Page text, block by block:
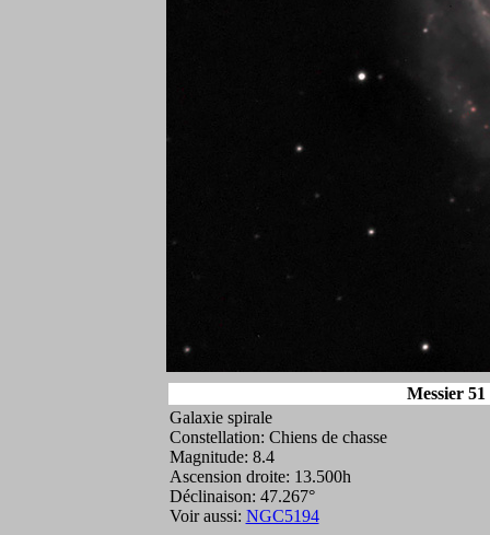
Messier
Galaxie spirale
Constellation: Chiens de chasse
Magnitude: 8.4
Ascension droite: 13.500h
Déclinaison: 47.267°
Voir aussi: NGC5194